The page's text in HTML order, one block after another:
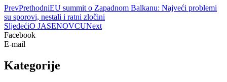
PrevPrethodniEU summit o Zapadnom Balkanu: Najveći problemi
su sporovi, nestali i ratni zločini
SljedećiO JASENOVCUNext
Facebook
E-mail
Kategorije